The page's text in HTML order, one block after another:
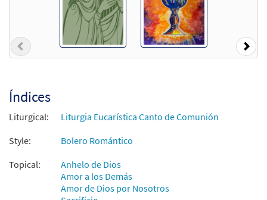
Al Partir el Pan/When We Break This Bread
[Partitura Coral/Sólo Voces PDF]
Muestra
$2.05
Previous
Índices
Liturgical:
Liturgia Eucarística Canto de Comunión
Style:
Bolero Romántico
Topical:
Anhelo de Dios
Amor a los Demás
Amor de Dios por Nosotros